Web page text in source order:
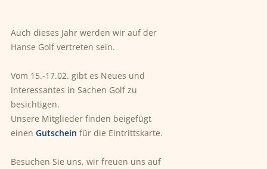
Auch dieses Jahr werden wir auf der
Hanse Golf vertreten sein.
Vom 15.-17.02. gibt es Neues und
Interessantes in Sachen Golf zu
besichtigen.
Unsere Mitglieder finden beigefügt
einen Gutschein für die Eintrittskarte.
Besuchen Sie uns, wir freuen uns auf